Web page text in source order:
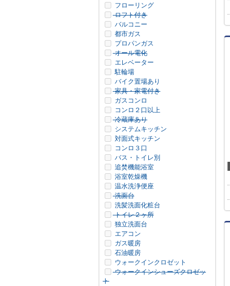
フローリング
ロフト付き
バルコニー
都市ガス
プロパンガス
オール電化
エレベーター
駐輪場
バイク置場あり
家具・家電付き
ガスコンロ
コンロ２口以上
冷蔵庫あり
システムキッチン
対面式キッチン
コンロ３口
バス・トイレ別
追焚機能浴室
浴室乾燥機
温水洗浄便座
洗面台
洗髪洗面化粧台
トイレ２ヶ所
独立洗面台
エアコン
ガス暖房
石油暖房
ウォークインクロゼット
ウォークインシューズクロゼッ
ト